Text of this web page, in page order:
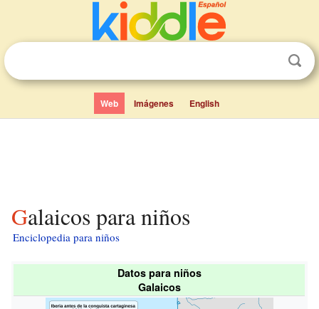
Web Imágenes English
Galaicos para niños
Enciclopedia para niños
Datos para niños
Galaicos